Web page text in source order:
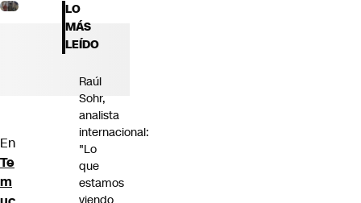
En
Te
m
LO
MÁS
LEÍDO
Raúl
Sohr,
analista
internacional:
"Lo
que
estamos
viendo